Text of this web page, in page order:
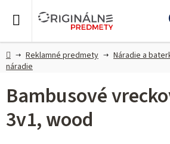
DomovReklamné predmety Náradie a
náradie
Bambusové
3v1, wood